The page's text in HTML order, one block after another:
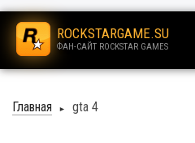
.
ROCKSTARGAME.SU
ФАН-САЙТ ROCKSTAR GAMES
.
Главная
► gta 4